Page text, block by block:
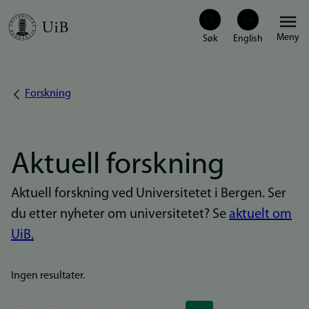
Hopp
Meny
Navigasjonssti
Forskning
Aktuell forskning
Aktuell forskning ved Universitetet i Bergen. Ser
du etter nyheter om universitetet? Se aktuelt om
UiB.
Ingen resultater.